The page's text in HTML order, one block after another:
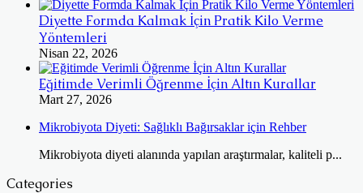
Diyette Formda Kalmak İçin Pratik Kilo Verme
Yöntemleri
Nisan 22, 2026
Eğitimde Verimli Öğrenme İçin Altın Kurallar
Mart 27, 2026
Mikrobiyota Diyeti: Sağlıklı Bağırsaklar için Rehber
Mikrobiyota diyeti alanında yapılan araştırmalar, kaliteli p...
Categories